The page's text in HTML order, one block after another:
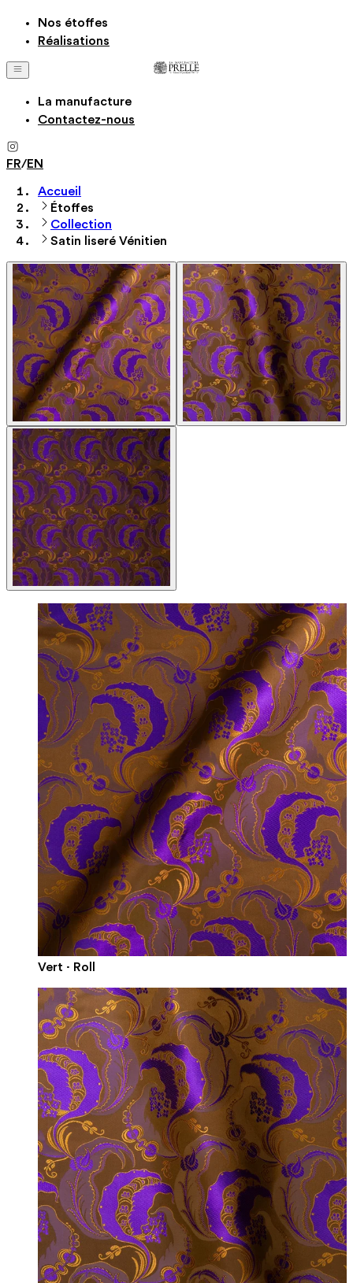
Nos étoffes
Réalisations
La manufacture
Contactez-nous
FR/EN
Accueil
Étoffes
Collection
Satin liseré Vénitien
Vert · Roll